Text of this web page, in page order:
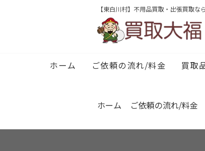
【東白川村】不用品買取・出張買取
ホーム ご依頼の流れ/料金 買取
最新情報
2024/01/30
2024/01/30
ホーム ご依頼の流れ/料金